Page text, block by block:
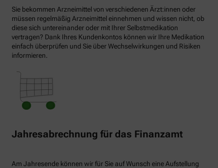
Sie bekommen Arzneimittel von verschiedenen Ärzt:innen oder
müssen regelmäßig Arzneimittel einnehmen und wissen nicht, ob
diese sich untereinander oder mit Ihrer Selbstmedikation
vertragen? Dank Ihres Kundenkontos können wir Ihre Medikation
einfach überprüfen und Sie über Wechselwirkungen und Risiken
informieren.
Jahresabrechnung für das Finanzamt
Am Jahresende können wir für Sie auf Wunsch eine Aufstellung